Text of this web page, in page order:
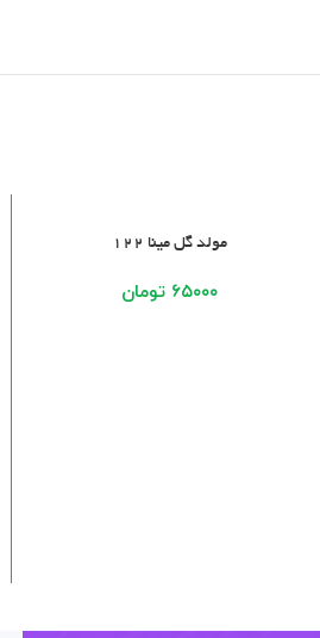
افزودن به سبد خرید
مولد گل مینا ۱۲۲
۶۵۰۰۰ تومان